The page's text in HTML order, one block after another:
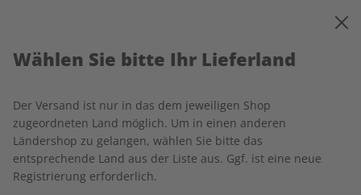
Startseite Deutsch perfekt Produkte
Produkte
17 Artikel
Filter
Wählen Sie bitte Ihr Lieferland
Der Versand ist nur in das dem jeweiligen Shop
zugeordneten Land möglich. Um in einen anderen
Ländershop zu gelangen, wählen Sie bitte das
entsprechende Land aus der Liste aus. Ggf. ist eine neue
Registrierung erforderlich.